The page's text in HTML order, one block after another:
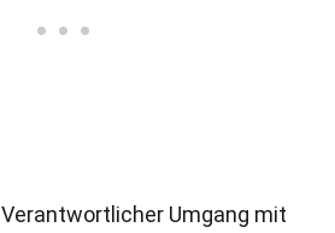
Verantwortlicher Umgang mit